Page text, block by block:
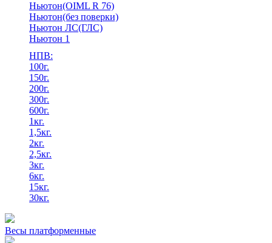
Ньютон(OIML R 76)
Ньютон(без поверки)
Ньютон ЛС(ГЛС)
Ньютон 1
НПВ:
100г.
150г.
200г.
300г.
600г.
1кг.
1,5кг.
2кг.
2,5кг.
3кг.
6кг.
15кг.
30кг.
Весы платформенные